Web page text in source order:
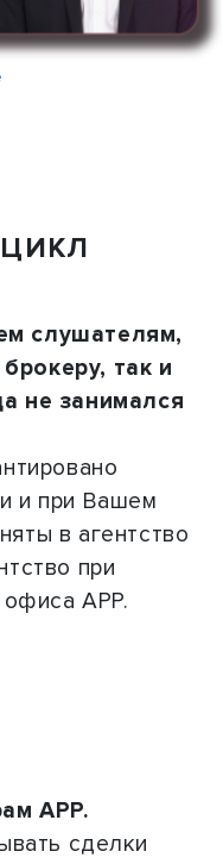
слушателям,
так и
не занимался
и при Вашем
в агентство
при
офиса АРР.
АРР.
сделки